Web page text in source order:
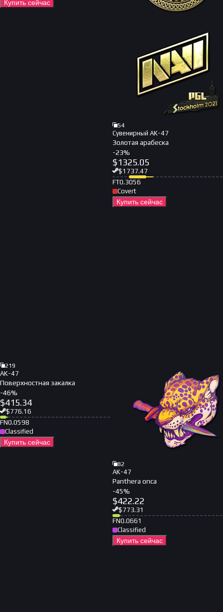
Купить сейчас
54
Сувенирный AK-47
Золотая арабеска
-23%
$1325.05
$1737.47
FT0.3056
Covert
Купить сейчас
219
AK-47
Поверхностная закалка
-46%
$415.34
$776.16
FN0.0598
Classified
Купить сейчас
82
AK-47
Panthera onca
-45%
$422.22
$773.31
FN0.0661
Classified
Купить сейчас